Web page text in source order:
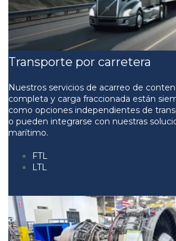
Transporte por carretera
Nuestros servicios de acarreo de
completa y carga fraccionada están
como opciones independientes de
o pueden integrarse con nuestras
marítimo.
FTL
LTL